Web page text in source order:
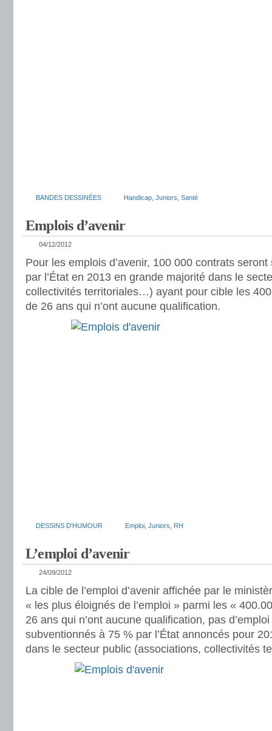
BANDES DESSINÉES Handicap Juniors Santé
Emplois d’avenir
04/12/2012
Pour les emplois d’avenir, 100 000 contrats
par l’État en 2013 en grande majorité dans le
collectivités territoriales…) ayant pour cible les
de 26 ans qui n’ont aucune qualification.
DESSINS D'HUMOUR Emploi Juniors RH
L’emploi d’avenir
24/09/2012
La cible de l’emploi d’avenir affichée par le
« les plus éloignés de l’emploi » parmi les «
26 ans qui n’ont aucune qualification, pas
subventionnés à 75 % par l’État annoncés pour
dans le secteur public (associations, collectivités